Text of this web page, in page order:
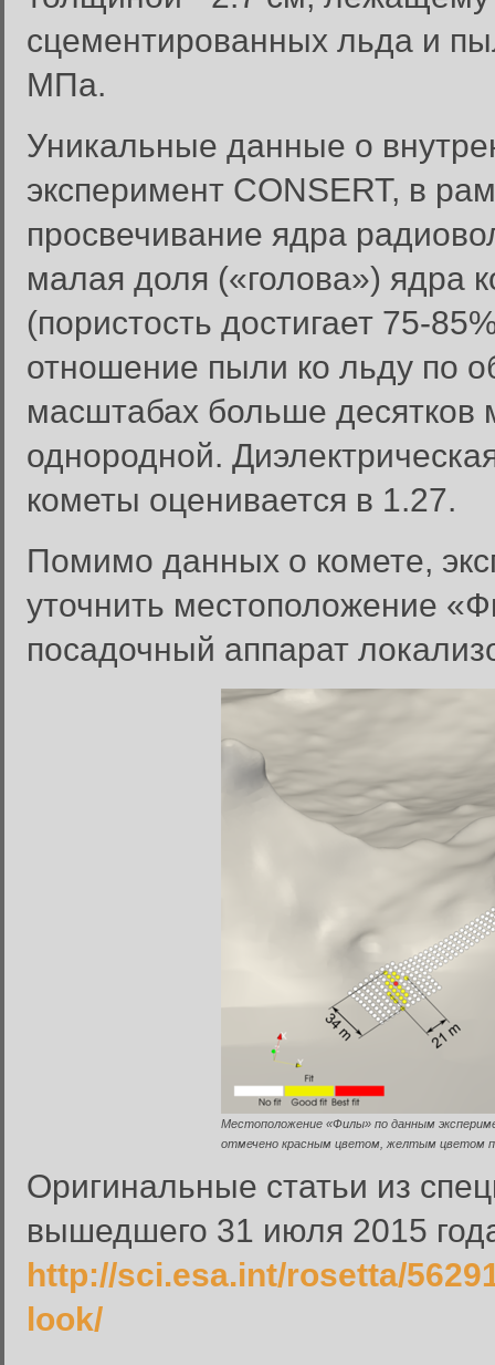
сцементированных льда и
МПа.
Уникальные данные о
эксперимент CONSERT, в
просвечивание ядра
малая доля («голова») ядра
(пористость достигает 75-
отношение пыли ко льду по
масштабах больше десятков
однородной.
кометы оценивается в 1.27.
Помимо данных о комете,
уточнить местоположение
посадочный аппарат
Местоположение «Филы» по данным
отмечено красным цветом, желтым цветом
Оригинальные статьи из
вышедшего 31 июля 2015
http://sci.esa.int/rosetta/
look/
Вход в систему
Введите имя пользователя и
Вход в систему